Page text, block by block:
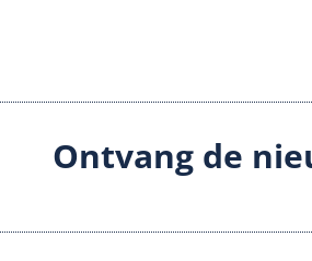
Ontvang de